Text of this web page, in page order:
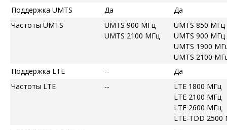
Поддержка UMTS
Да
Да
Частоты UMTS
UMTS 900 МГц
UMTS 2100 МГц
UMTS 850 МГц
UMTS 900 МГц
UMTS 1900
UMTS 2100
Поддержка LTE
--
Да
Частоты LTE
--
LTE 1800 МГц
LTE 2100 МГц
LTE 2600 МГц
LTE-TDD 2500